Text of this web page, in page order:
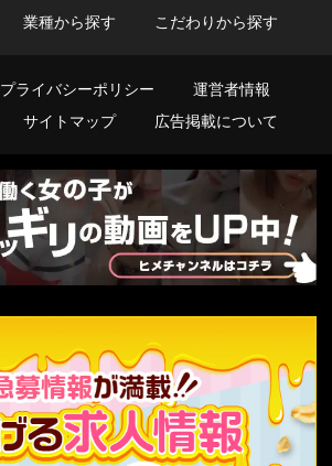
業種から探す こだわりから探す
プライバシーポリシー
運営者情報
サイトマップ 広告掲載について